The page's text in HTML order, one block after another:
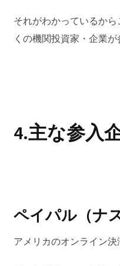
それがわかっているから
くの機関投資家・企業が
4.主な参入
ペイパル（ナ
アメリカのオンライン決